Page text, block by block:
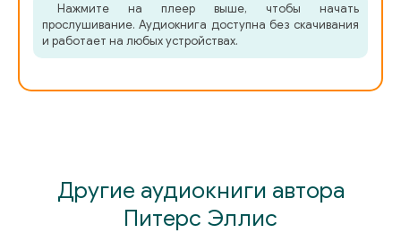
Нажмите на плеер выше, чтобы начать
прослушивание. Аудиокнига доступна без скачивания
и работает на любых устройствах.
Другие аудиокниги автора
Питерс Эллис